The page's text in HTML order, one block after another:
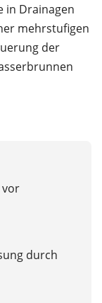
in Drainagen
mehrstufigen
der
vor
durch